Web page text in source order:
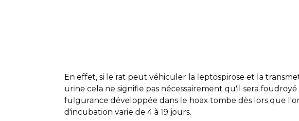
En effet, si le rat peut véhiculer la leptospirose et la
urine cela ne signifie pas nécessairement qu'il sera
fulgurance développée dans le hoax tombe dès lors que
d'incubation varie de 4 à 19 jours.